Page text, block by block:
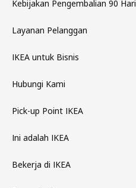
Kebijakan Pengembalian 90 Hari
Layanan Pelanggan
IKEA untuk Bisnis
Hubungi Kami
Pick-up Point IKEA
Ini adalah IKEA
Bekerja di IKEA